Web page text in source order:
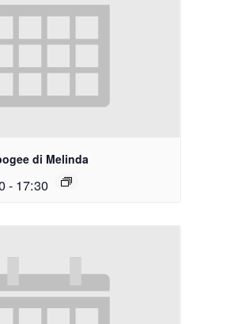
di Melinda
- 17:30